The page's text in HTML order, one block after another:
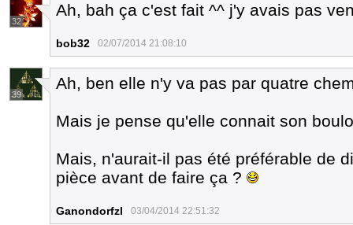
32
Ah, bah ça c'est fait ^^ j'y avais pas
bob32 02/07/2014 21:08:10
39
Ah, ben elle n'y va pas par quatre
Mais je pense qu'elle connait son
Mais, n'aurait-il pas été préférable de
pièce avant de faire ça ?
Ganondorfzl 03/04/2014 22:51:32